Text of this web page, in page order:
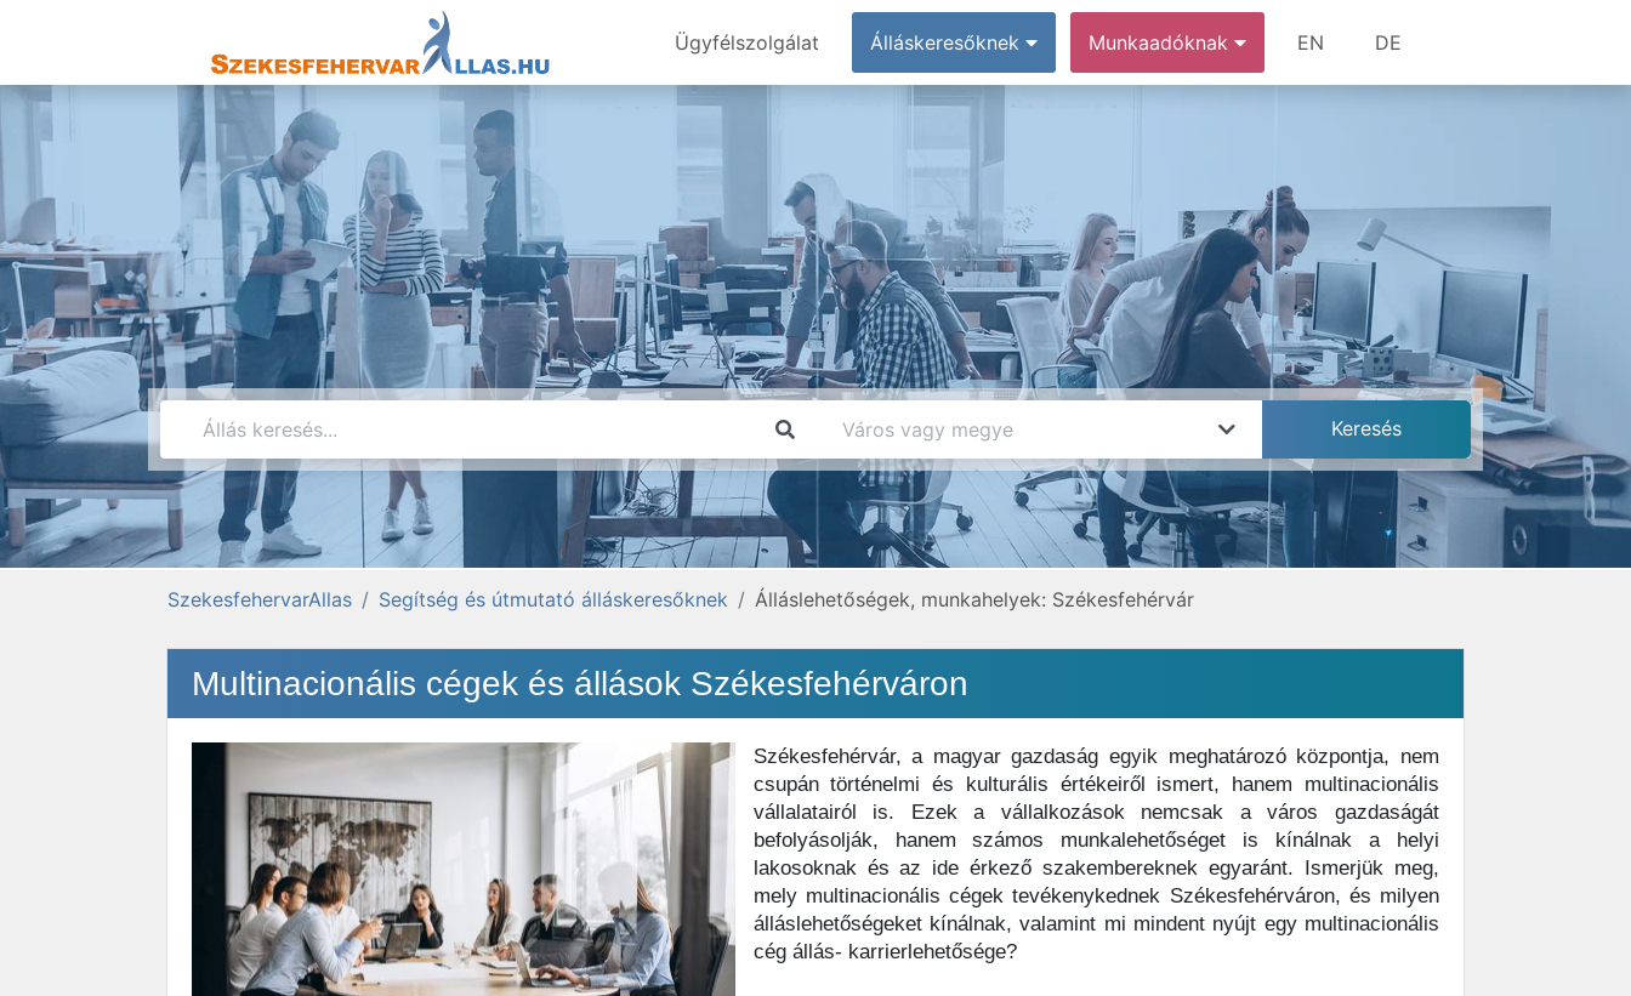
Ügyfélszolgálat Álláskeresőknek Munkaadóknak EN DE
SzekesfehervarAllas Segítség és útmutató álláskeresőknek Álláslehetőségek, munkahelyek: Székesfehérvár
Multinacionális cégek és állások Székesfehérváron
Székesfehérvár, a magyar gazdaság egyik meghatározó központja, nem
csupán történelmi és kulturális értékeiről ismert, hanem multinacionális
vállalatairól is. Ezek a vállalkozások nemcsak a város gazdaságát
befolyásolják, hanem számos munkalehetőséget is kínálnak a helyi
lakosoknak és az ide érkező szakembereknek egyaránt. Ismerjük meg,
mely multinacionális cégek tevékenykednek Székesfehérváron, és milyen
álláslehetőségeket kínálnak, valamint mi mindent nyújt egy multinacionális
cég állás- karrierlehetősége?